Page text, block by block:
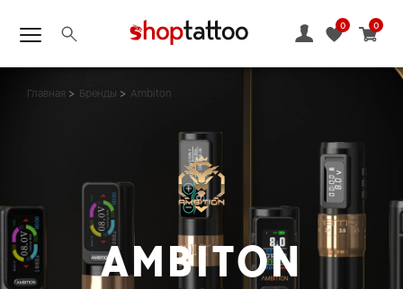
0
0
Главная Бренды Ambiton
AMBITON